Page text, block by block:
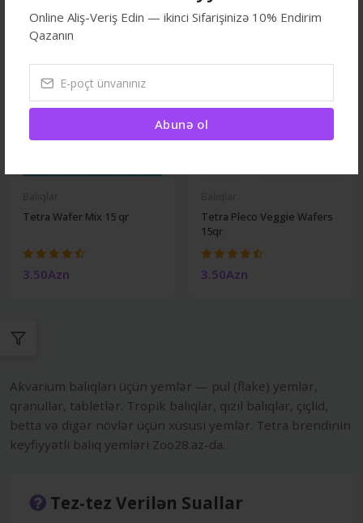
Online Aliş-Veriş Edin — ikinci Sifarişinizə 10% Endirim
Qazanın
Abunə ol
Tetra Wafer Mix 15 qr
3.50Azn
Tetra Pleco Veggie Wafers
15qr
3.50Azn
Akvarium balıqları üçün yemlər — pul (flake) yemlər,
qranullar, tabletlər. Tropik balıqlar, qızıl balıqlar, çiçlid,
betta və digər növlər üçün xüsusi yemlər. Tetra brendinin
keyfiyyətli balıq yemləri Zoo28.az-da.
Tez-tez Verilən Suallar